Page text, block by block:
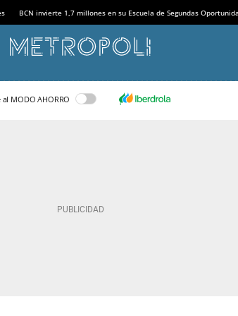
BCN invierte 1,7 millones en su Escuela de Segundas
al MODO AHORRO